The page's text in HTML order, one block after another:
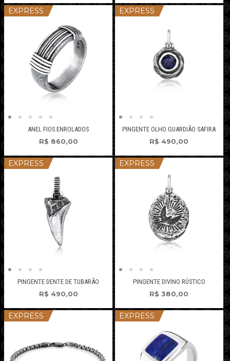
EXPRESS
ANEL FIOS ENROLADOS
R$ 860,00
EXPRESS
PINGENTE OLHO GUARDIÃO SAFIRA
R$ 490,00
EXPRESS
PINGENTE DENTE DE TUBARÃO
R$ 490,00
EXPRESS
PINGENTE DIVINO RÚSTICO
R$ 380,00
EXPRESS EXPRESS